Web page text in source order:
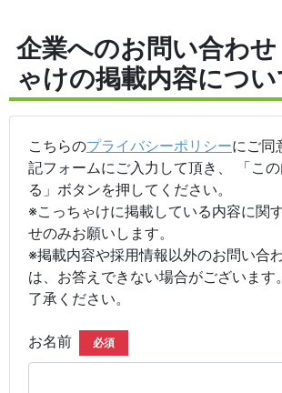
企業へのお問い合わ
ゃけの掲載内容につい
こちらのプライバシーポリシーにご同
記フォームにご入力して頂き、 「こ
る」ボタンを押してください。
※こっちゃけに掲載している内容に関
せのみお願いします。
※掲載内容や採用情報以外のお問い合
は、お答えできない場合がございます
了承ください。
お名前 必須